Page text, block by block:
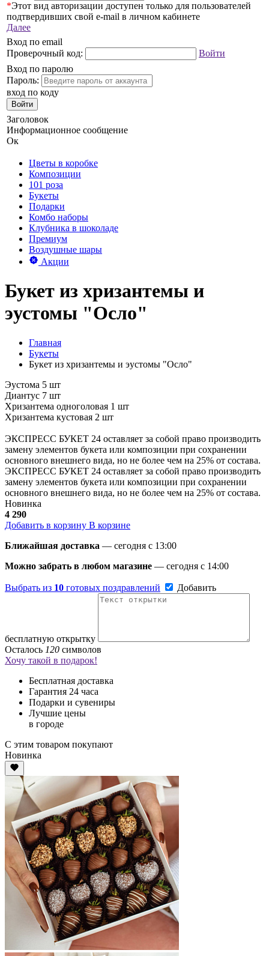
*Этот вид авторизации доступен только для пользователей
подтвердивших свой e-mail в личном кабинете
Далее
Вход по email
Проверочный код:
Войти
Вход по паролю
Пароль:
вход по коду
Войти
Заголовок
Информационное сообщение
Ок
Цветы в коробке
Композиции
101 роза
Букеты
Подарки
Комбо наборы
Клубника в шоколаде
Премиум
Воздушные шары
Акции
Букет из хризантемы и
эустомы "Осло"
Главная
Букеты
Букет из хризантемы и эустомы "Осло"
Эустома 5 шт
Диантус 7 шт
Хризантема одноголовая 1 шт
Хризантема кустовая 2 шт
ЭКСПРЕСС БУКЕТ 24 оставляет за собой право производить
замену элементов букета или композиции при сохранении
основного внешнего вида, но не более чем на 25% от состава.
ЭКСПРЕСС БУКЕТ 24 оставляет за собой право производить
замену элементов букета или композиции при сохранении
основного внешнего вида, но не более чем на 25% от состава.
Новинка
4 290
Добавить в корзину В корзине
Ближайшая доставка — сегодня c 13:00
Можно забрать в любом магазине — сегодня c 14:00
Выбрать из 10 готовых поздравлений Добавить
бесплатную открытку
Осталось 120 символов
Хочу такой в подарок!
Бесплатная доставка
Гарантия 24 часа
Подарки и сувениры
Лучшие цены
в городе
С этим товаром покупают
Новинка